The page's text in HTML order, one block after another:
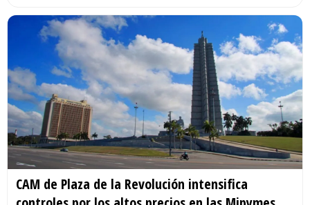
CAM de Plaza de la Revolución intensifica